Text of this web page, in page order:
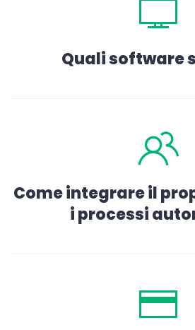
Quali software
Come integrare il
i processi